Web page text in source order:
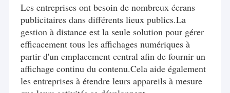
Maison
Produits
Vidéos
Les entreprises ont besoin de nombreux écrans
publicitaires dans différents lieux publics.La
gestion à distance est la seule solution pour gérer
efficacement tous les affichages numériques à
partir d'un emplacement central afin de fournir un
affichage continu du contenu.Cela aide également
les entreprises à étendre leurs appareils à mesure
La Commission a examiné les informations fournies par les
autorités chinoises.
Qui est une entreprise certifiée ISO9001 & 14001 et
nationale de haute technologie axée sur le